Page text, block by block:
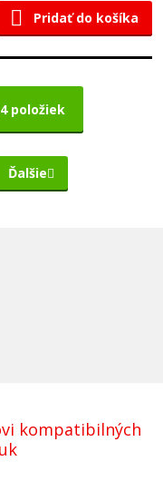
Pridať do košíka
Ďalšie
položiek
kompatibilných